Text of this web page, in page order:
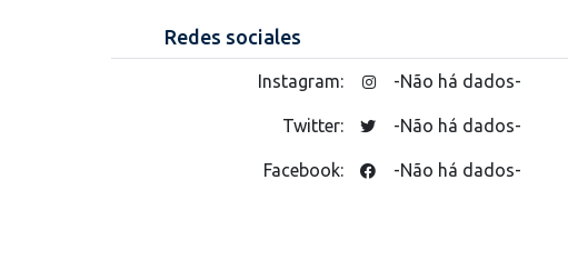
Redes sociales
Instagram: -Não há dados-
Twitter: -Não há dados-
Facebook: -Não há dados-